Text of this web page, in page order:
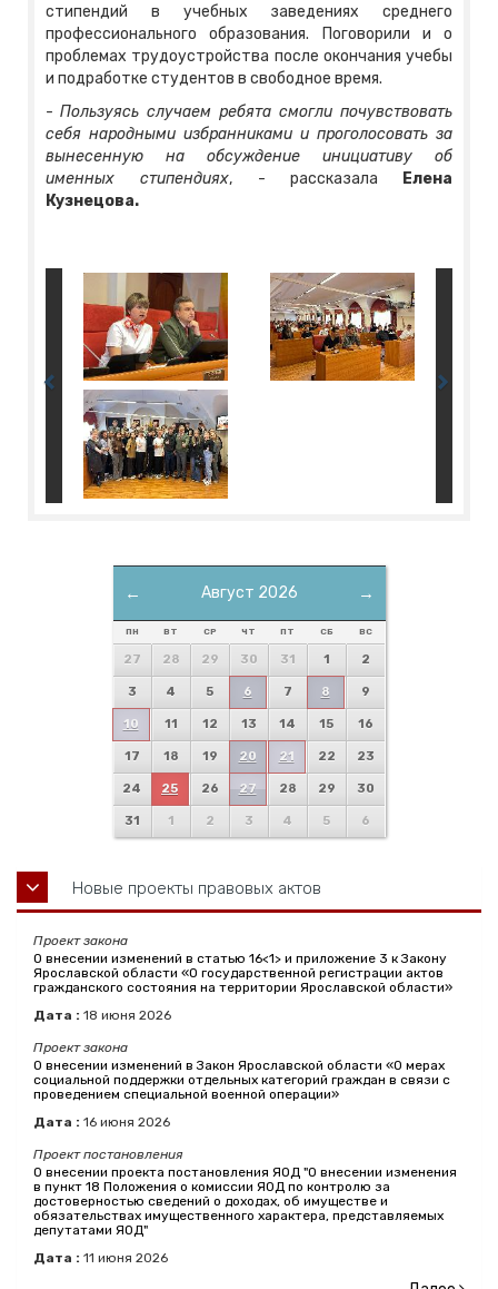
стипендий в учебных заведениях среднего
профессионального образования. Поговорили и о
проблемах трудоустройства после окончания учебы
и подработке студентов в свободное время.
- Пользуясь случаем ребята смогли почувствовать
себя народными избранниками и проголосовать за
вынесенную на обсуждение инициативу об
именных стипендиях, - рассказала
Елена
Кузнецова.
← →
Август 2026
ПН ВТ СР ЧТ ПТ СБ ВС
27 28 29 30 31 1 2
3 4 5 6 7 8 9
10 11 12 13 14 15 16
17 18 19 20 21 22 23
24 25 26 27 28 29 30
31 1 2 3 4 5 6
Новые проекты правовых актов
Проект закона
О внесении изменений в статью 16<1> и приложение 3 к Закону
Ярославской области «О государственной регистрации актов
гражданского состояния на территории Ярославской области»
Дата : 18 июня 2026
Проект закона
О внесении изменений в Закон Ярославской области «О мерах
социальной поддержки отдельных категорий граждан в связи с
проведением специальной военной операции»
Дата : 16 июня 2026
Проект постановления
О внесении проекта постановления ЯОД "О внесении изменения
в пункт 18 Положения о комиссии ЯОД по контролю за
достоверностью сведений о доходах, об имуществе и
обязательствах имущественного характера, представляемых
депутатами ЯОД"
Дата : 11 июня 2026